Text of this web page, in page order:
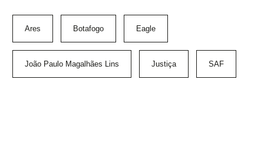
Ares Botafogo Eagle
João Paulo Magalhães Lins Justiça SAF